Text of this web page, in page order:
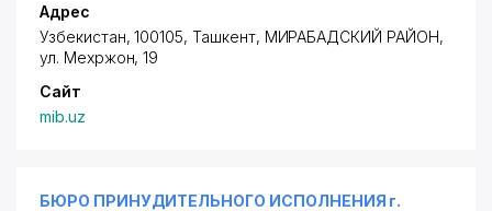
Адрес
Узбекистан, 100105, Ташкент, МИРАБАДСКИЙ РАЙОН,
ул. Мехржон, 19
Сайт
mib.uz
БЮРО ПРИНУДИТЕЛЬНОГО ИСПОЛНЕНИЯ г.